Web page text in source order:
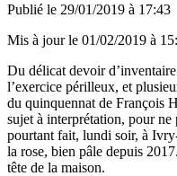
Publié le 29/01/2019 à 17:43
Mis à jour le 01/02/2019 à
Du délicat devoir
l’exercice périlleux, et
du quinquennat de François
sujet à interprétation, pour ne
pourtant fait, lundi soir, à
la rose, bien pâle depuis
tête de la maison.